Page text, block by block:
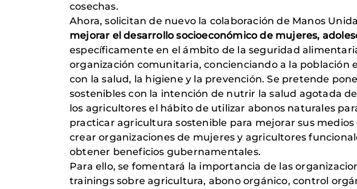
cosechas.
Ahora, solicitan de nuevo la colaboración de Manos
mejorar el desarrollo socioeconómico de mujeres,
específicamente en el ámbito de la seguridad
organización comunitaria, concienciando a la
con la salud, la higiene y la prevención. Se pretende
sostenibles con la intención de nutrir la salud agotada
los agricultores el hábito de utilizar abonos naturales
practicar agricultura sostenible para mejorar sus
crear organizaciones de mujeres y agricultores
obtener beneficios gubernamentales.
Para ello, se fomentará la importancia de las
trainings sobre agricultura, abono orgánico, control